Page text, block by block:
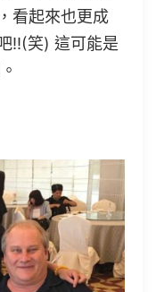
看起來也更成
!!(笑) 這可能是